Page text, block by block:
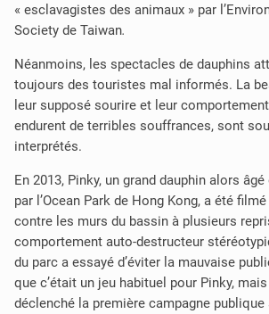
« esclavagistes des animaux » par
Society de Taiwan.
Néanmoins, les spectacles de dauphins
toujours des touristes mal informés. La
leur supposé sourire et leur
endurent de terribles souffrances, sont
interprétés.
En 2013, Pinky, un grand dauphin alors
par l’Ocean Park de Hong Kong, a été
contre les murs du bassin à plusieurs
comportement auto-destructeur
du parc a essayé d’éviter la mauvaise
que c’était un jeu habituel pour Pinky,
déclenché la première campagne